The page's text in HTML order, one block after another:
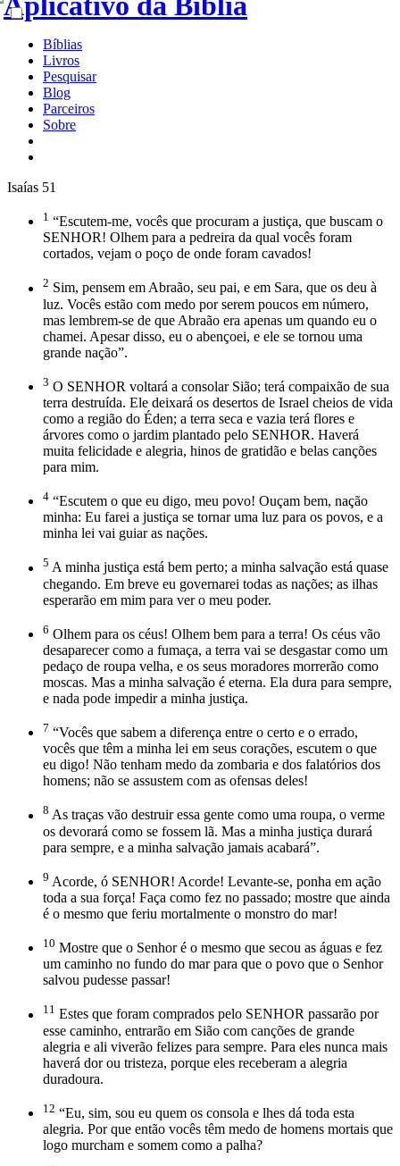
Bíblias
Livros
Pesquisar
Blog
Parceiros
Sobre
Isaías 51
1 “Escutem-me, vocês que procuram a justiça, que buscam o
SENHOR! Olhem para a pedreira da qual vocês foram
cortados, vejam o poço de onde foram cavados!
2 Sim, pensem em Abraão, seu pai, e em Sara, que os deu à
luz. Vocês estão com medo por serem poucos em número,
mas lembrem-se de que Abraão era apenas um quando eu o
chamei. Apesar disso, eu o abençoei, e ele se tornou uma
grande nação”.
3 O SENHOR voltará a consolar Sião; terá compaixão de sua
terra destruída. Ele deixará os desertos de Israel cheios de vida
como a região do Éden; a terra seca e vazia terá flores e
árvores como o jardim plantado pelo SENHOR. Haverá
muita felicidade e alegria, hinos de gratidão e belas canções
para mim.
4 “Escutem o que eu digo, meu povo! Ouçam bem, nação
minha: Eu farei a justiça se tornar uma luz para os povos, e a
minha lei vai guiar as nações.
5 A minha justiça está bem perto; a minha salvação está quase
chegando. Em breve eu governarei todas as nações; as ilhas
esperarão em mim para ver o meu poder.
6 Olhem para os céus! Olhem bem para a terra! Os céus vão
desaparecer como a fumaça, a terra vai se desgastar como um
pedaço de roupa velha, e os seus moradores morrerão como
moscas. Mas a minha salvação é eterna. Ela dura para sempre,
e nada pode impedir a minha justiça.
7 “Vocês que sabem a diferença entre o certo e o errado,
vocês que têm a minha lei em seus corações, escutem o que
eu digo! Não tenham medo da zombaria e dos falatórios dos
homens; não se assustem com as ofensas deles!
8 As traças vão destruir essa gente como uma roupa, o verme
os devorará como se fossem lã. Mas a minha justiça durará
para sempre, e a minha salvação jamais acabará”.
9 Acorde, ó SENHOR! Acorde! Levante-se, ponha em ação
toda a sua força! Faça como fez no passado; mostre que ainda
é o mesmo que feriu mortalmente o monstro do mar!
10 Mostre que o Senhor é o mesmo que secou as águas e fez
um caminho no fundo do mar para que o povo que o Senhor
salvou pudesse passar!
11 Estes que foram comprados pelo SENHOR passarão por
esse caminho, entrarão em Sião com canções de grande
alegria e ali viverão felizes para sempre. Para eles nunca mais
haverá dor ou tristeza, porque eles receberam a alegria
duradoura.
12 “Eu, sim, sou eu quem os consola e lhes dá toda esta
alegria. Por que então vocês têm medo de homens mortais que
logo murcham e somem como a palha?